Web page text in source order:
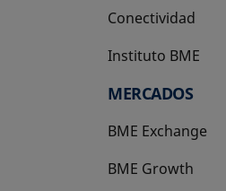
Conectividad
Instituto BME
se abre en una
MERCADOS
BME Exchange
BME Growth
se abre en una